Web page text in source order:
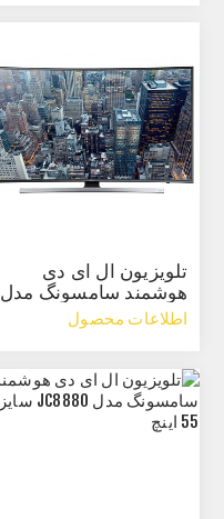
تلویزیون ال ای دی
هوشمند سامسونگ مدل
JUC8920 سایز 48 اینچ
اطلاعات محصول